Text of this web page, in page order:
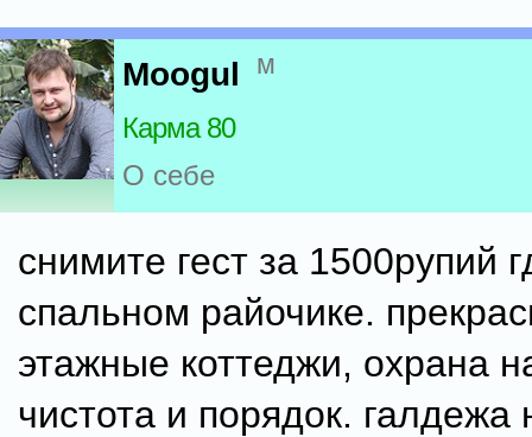
Moogul м
Карма 80
О себе
снимите гест за 1500рупий
спальном райочике.
этажные коттеджи, охрана
чистота и порядок. галдежа